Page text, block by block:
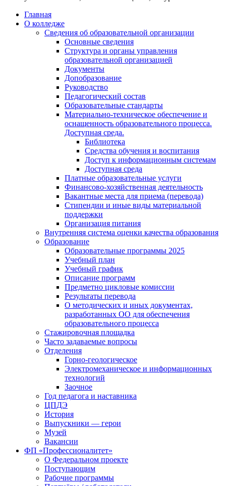
Главная
О колледже
Сведения об образовательной организации
Основные сведения
Структура и органы управления
образовательной организацией
Документы
Допобразование
Руководство
Педагогический состав
Образовательные стандарты
Материально-техническое обеспечение и
оснащенность образовательного процесса.
Доступная среда.
Библиотека
Средства обучения и воспитания
Доступ к информационным системам
Доступная среда
Платные образовательные услуги
Финансово-хозяйственная деятельность
Вакантные места для приема (перевода)
Стипендии и иные виды материальной
поддержки
Организация питания
Внутренняя система оценки качества образования
Образование
Образовательные программы 2025
Учебный план
Учебный график
Описание программ
Предметно цикловые комиссии
Результаты перевода
О методических и иных документах,
разработанных ОО для обеспечения
образовательного процесса
Стажировочная площадка
Часто задаваемые вопросы
Отделения
Горно-геологическое
Электромеханическое и информационных
технологий
Заочное
Год педагога и наставника
ЦПДЭ
История
Выпускники — герои
Музей
Вакансии
ФП «Профессионалитет»
О Федеральном проекте
Поступающим
Рабочие программы